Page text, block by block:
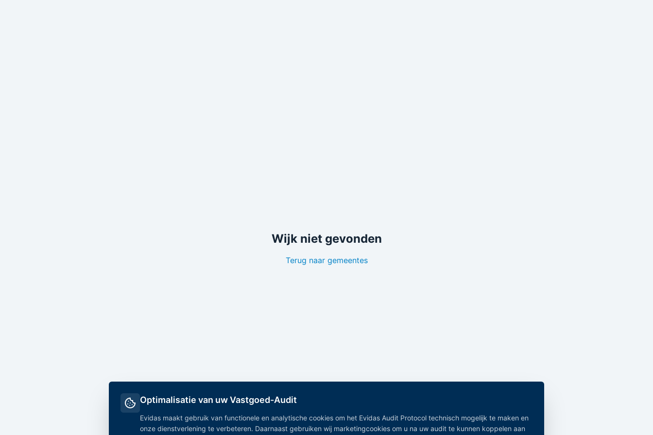
Wijk niet gevonden
Terug naar gemeentes
Optimalisatie van uw Vastgoed-Audit
Evidas maakt gebruik van functionele en analytische cookies om het Evidas Audit Protocol technisch mogelijk te maken en
onze dienstverlening te verbeteren. Daarnaast gebruiken wij marketingcookies om u na uw audit te kunnen koppelen aan